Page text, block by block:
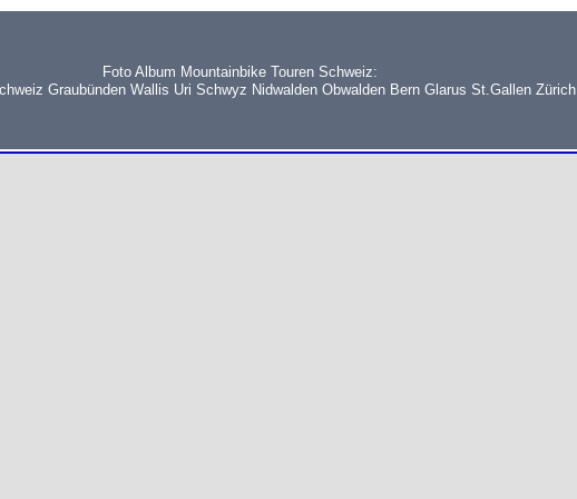
Foto Album Mountainbike Touren Schweiz:
Graubünden Wallis Uri Schwyz Nidwalden Obwalden Bern Glarus St.Gallen Zürich